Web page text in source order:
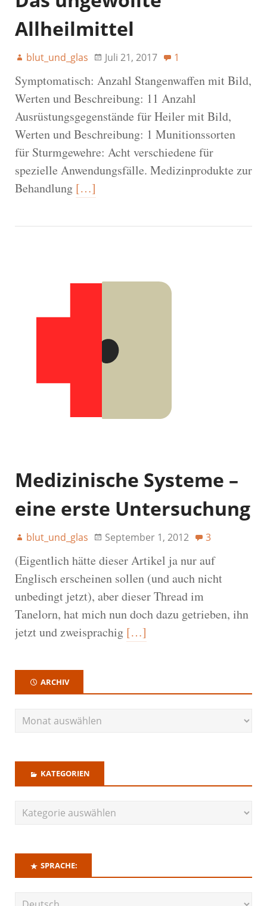
Allheilmittel
blut_und_glas Juli 21, 2017 1
Symptomatisch: Anzahl Stangenwaffen mit Bild,
Werten und Beschreibung: 11 Anzahl
Ausrüstungsgegenstände für Heiler mit Bild,
Werten und Beschreibung: 1 Munitionssorten
für Sturmgewehre: Acht verschiedene für
spezielle Anwendungsfälle. Medizinprodukte zur
Behandlung […]
Medizinische Systeme –
eine erste Untersuchung
blut_und_glas September 1, 2012 3
(Eigentlich hätte dieser Artikel ja nur auf
Englisch erscheinen sollen (und auch nicht
unbedingt jetzt), aber dieser Thread im
Tanelorn, hat mich nun doch dazu getrieben, ihn
jetzt und zweisprachig […]
ARCHIV
KATEGORIEN
SPRACHE: